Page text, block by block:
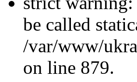
be called
/var/www/
on line 879.